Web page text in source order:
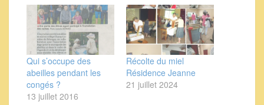
Qui s’occupe des
abeilles pendant les
congés ?
13 juillet 2016
Récolte du miel
Résidence Jeanne
21 juillet 2024